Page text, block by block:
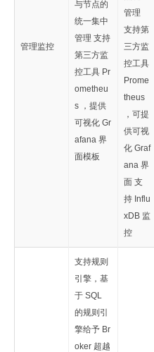
管理监控
与节点的
统一集中
管理 支持
第三方监
控工具 Pr
ometheu
s ，提供
可视化 Gr
afana 界
面模板
管理
支持第
三方监
控工具
Prome
theus
，可提
供可视
化 Graf
ana 界
面 支
持 Influ
xDB 监
控
支持规则
引擎，基
于 SQL
的规则引
擎给予 Br
oker 超越